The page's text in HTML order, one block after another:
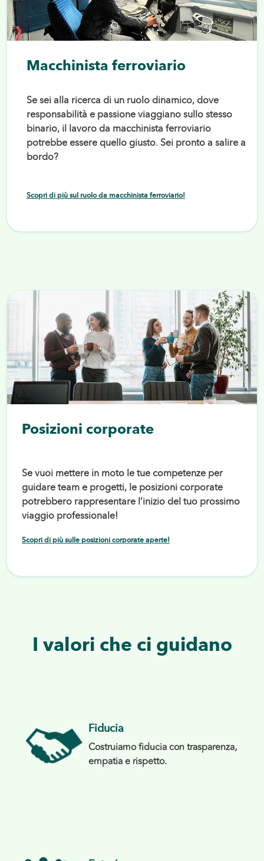
Macchinista ferroviario
Se sei alla ricerca di un ruolo dinamico, dove
responsabilità e passione viaggiano sullo stesso
binario, il lavoro da macchinista ferroviario
potrebbe essere quello giusto. Sei pronto a salire a
bordo?
Scopri di più sul ruolo da macchinista ferroviario!
Posizioni corporate
Se vuoi mettere in moto le tue competenze per
guidare team e progetti, le posizioni corporate
potrebbero rappresentare l’inizio del tuo prossimo
viaggio professionale!
Scopri di più sulle posizioni corporate aperte!
I valori che ci guidano
Fiducia
Costruiamo fiducia con trasparenza,
empatia e rispetto.